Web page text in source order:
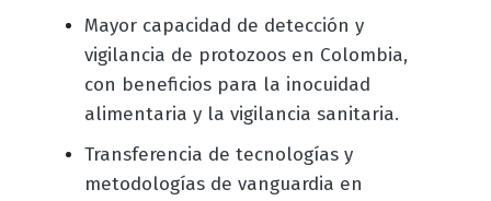
Mayor capacidad de detección y
vigilancia de protozoos en Colombia,
con beneficios para la inocuidad
alimentaria y la vigilancia sanitaria.
Transferencia de tecnologías y
metodologías de vanguardia en